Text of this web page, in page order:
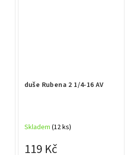
duše Rubena 2 1/4-16 AV
Skladem (12 ks)
119 Kč